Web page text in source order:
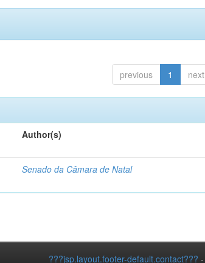
previous 1 next
Author(s)
Senado da Câmara de Natal
???jsp.layout.footer-default.contact??? -